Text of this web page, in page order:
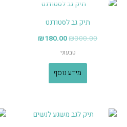
תיק גב לסטודנט
₪300.00
₪180.00
טבעוני
מידע נוסף